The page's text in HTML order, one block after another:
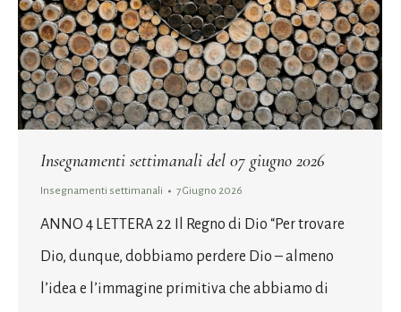
Insegnamenti settimanali del 07 giugno 2026
Insegnamenti settimanali 7 Giugno 2026
ANNO 4 LETTERA 22 Il Regno di Dio “Per trovare
Dio, dunque, dobbiamo perdere Dio – almeno
l’idea e l’immagine primitiva che abbiamo di